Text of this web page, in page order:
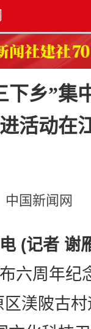
下乡”集
活动在
中国新闻网
(记者 谢
六周年纪
渼陂古